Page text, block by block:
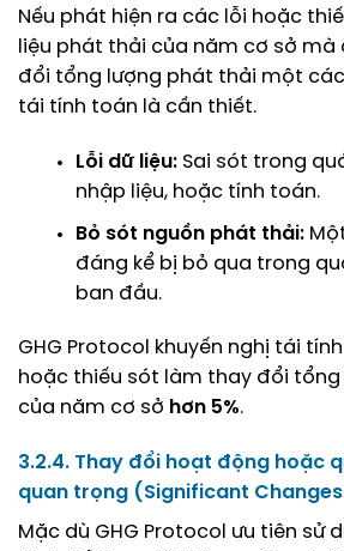
Nếu phát hiện ra các lỗi hoặc
liệu phát thải của năm cơ sở
đổi tổng lượng phát thải một
tái tính toán là cần thiết.
Lỗi dữ liệu: Sai sót trong
nhập liệu, hoặc tính toán.
Bỏ sót nguồn phát thải:
đáng kể bị bỏ qua trong
ban đầu.
GHG Protocol khuyến nghị tái
hoặc thiếu sót làm thay đổi
của năm cơ sở hơn 5%.
3.2.4. Thay đổi hoạt động hoặc
quan trọng (Significant
Mặc dù GHG Protocol ưu tiên sử